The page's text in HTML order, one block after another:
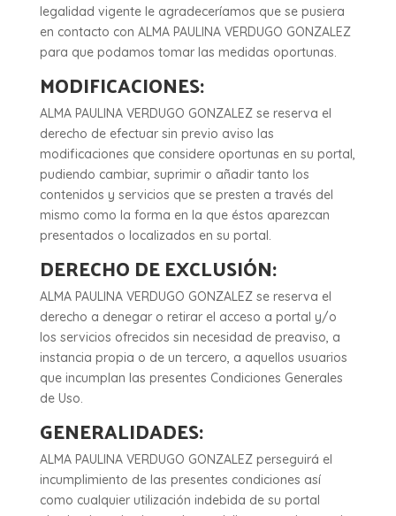
legalidad vigente le agradeceríamos que se pusiera
en contacto con ALMA PAULINA VERDUGO GONZALEZ
para que podamos tomar las medidas oportunas.
MODIFICACIONES:
ALMA PAULINA VERDUGO GONZALEZ se reserva el
derecho de efectuar sin previo aviso las
modificaciones que considere oportunas en su portal,
pudiendo cambiar, suprimir o añadir tanto los
contenidos y servicios que se presten a través del
mismo como la forma en la que éstos aparezcan
presentados o localizados en su portal.
DERECHO DE EXCLUSIÓN:
ALMA PAULINA VERDUGO GONZALEZ se reserva el
derecho a denegar o retirar el acceso a portal y/o
los servicios ofrecidos sin necesidad de preaviso, a
instancia propia o de un tercero, a aquellos usuarios
que incumplan las presentes Condiciones Generales
de Uso.
GENERALIDADES:
ALMA PAULINA VERDUGO GONZALEZ perseguirá el
incumplimiento de las presentes condiciones así
como cualquier utilización indebida de su portal